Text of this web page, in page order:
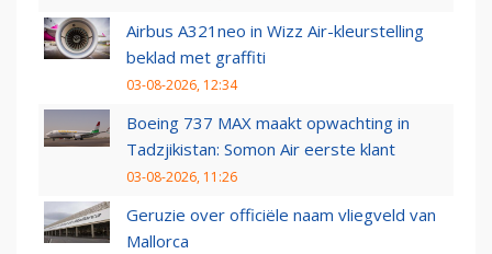
Airbus A321neo in Wizz Air-kleurstelling
beklad met graffiti
03-08-2026, 12:34
Boeing 737 MAX maakt opwachting in
Tadzjikistan: Somon Air eerste klant
03-08-2026, 11:26
Geruzie over officiële naam vliegveld van
Mallorca